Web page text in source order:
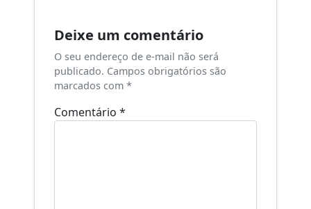
Deixe um comentário
O seu endereço de e-mail não será
publicado. Campos obrigatórios são
marcados com*
Comentário*